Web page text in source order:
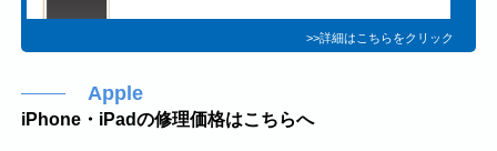
>>詳細はこちらをクリック
Apple
iPhone・iPadの修理価格はこちらへ